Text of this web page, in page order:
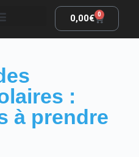
0,00€ 0
:
à prendre